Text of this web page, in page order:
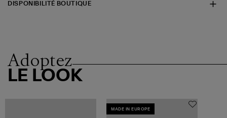
DISPONIBILITÉ BOUTIQUE
Adoptez
LE LOOK
MADE IN EUROPE